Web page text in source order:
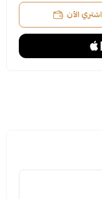
اشتري الآن